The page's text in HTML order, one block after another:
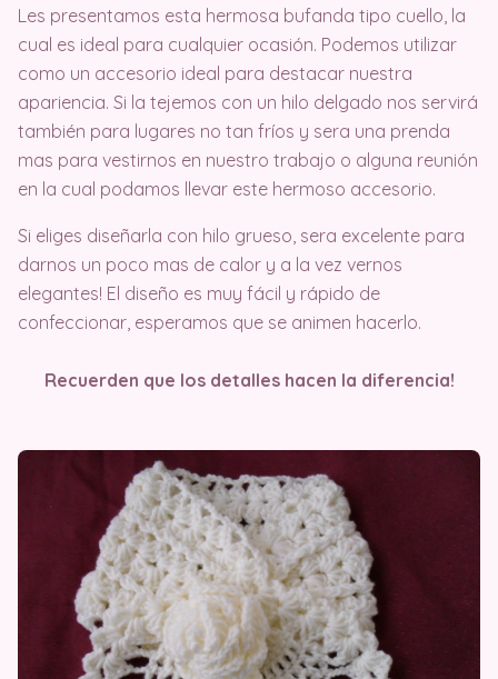
Les presentamos esta hermosa bufanda tipo cuello, la
cual es ideal para cualquier ocasión. Podemos utilizar
como un accesorio ideal para destacar nuestra
apariencia. Si la tejemos con un hilo delgado nos servirá
también para lugares no tan fríos y sera una prenda
mas para vestirnos en nuestro trabajo o alguna reunión
en la cual podamos llevar este hermoso accesorio.
Si eliges diseñarla con hilo grueso, sera excelente para
darnos un poco mas de calor y a la vez vernos
elegantes! El diseño es muy fácil y rápido de
confeccionar, esperamos que se animen hacerlo.
Recuerden que los detalles hacen la diferencia!